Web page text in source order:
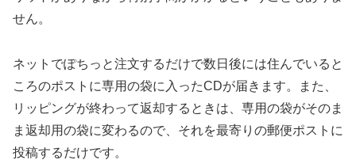
せん。
ネットでぽちっと注文するだけで数日後には住んでいると
ころのポストに専用の袋に入ったCDが届きます。また、
リッピングが終わって返却するときは、専用の袋がそのま
ま返却用の袋に変わるので、それを最寄りの郵便ポストに
投稿するだけです。